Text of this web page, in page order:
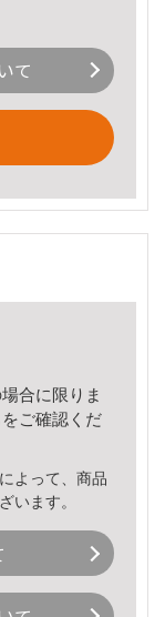
て
合に限りま
をご確認くだ
よって、商品
います。